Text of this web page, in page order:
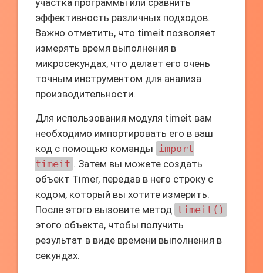
участка программы или сравнить
эффективность различных подходов.
Важно отметить, что timeit позволяет
измерять время выполнения в
микросекундах, что делает его очень
точным инструментом для анализа
производительности.
Для использования модуля timeit вам
необходимо импортировать его в ваш
код с помощью команды import
timeit . Затем вы можете создать
объект Timer, передав в него строку с
кодом, который вы хотите измерить.
После этого вызовите метод timeit()
этого объекта, чтобы получить
результат в виде времени выполнения в
секундах.